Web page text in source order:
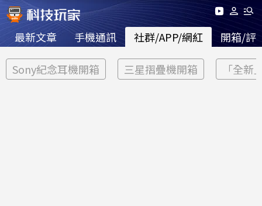
最新文章 手機通訊 社群/APP/網紅 開箱/評
Sony紀念耳機開箱 三星摺疊機開箱 「全新